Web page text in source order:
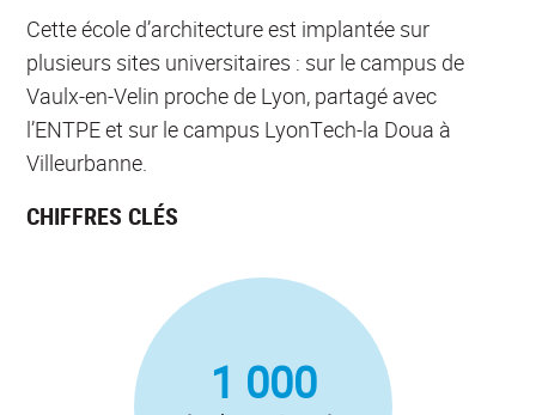
Cette école d’architecture est implantée sur
plusieurs sites universitaires : sur le campus de
Vaulx-en-Velin proche de Lyon, partagé avec
l’ENTPE et sur le campus LyonTech-la Doua à
Villeurbanne.
CHIFFRES CLÉS
1 000